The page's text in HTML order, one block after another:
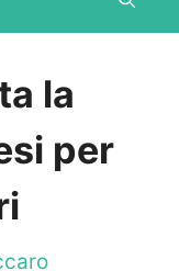
la
per